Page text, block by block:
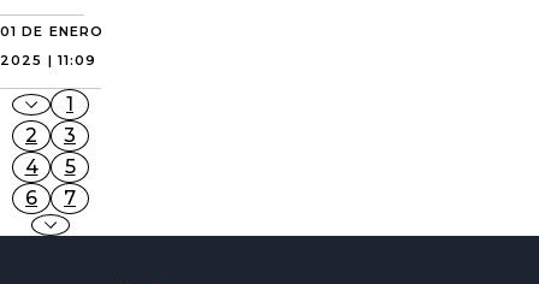
01 DE ENERO
2025 | 11:09
1
2
3
4
5
6
7